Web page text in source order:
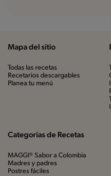
Mapa del sitio
Todas las recetas
Recetarios descargables
Planea tu menú
Categorias de Recetas
MAGGI® Sabor a Colombia
Madres y padres
Postres fáciles